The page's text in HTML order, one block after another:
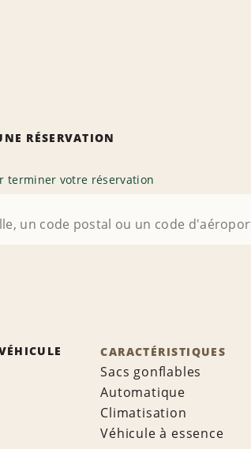
RÉSERVATION
terminer votre réservation
CARACTÉRISTIQUES
Sacs gonflables
Automatique
Climatisation
Véhicule à essence